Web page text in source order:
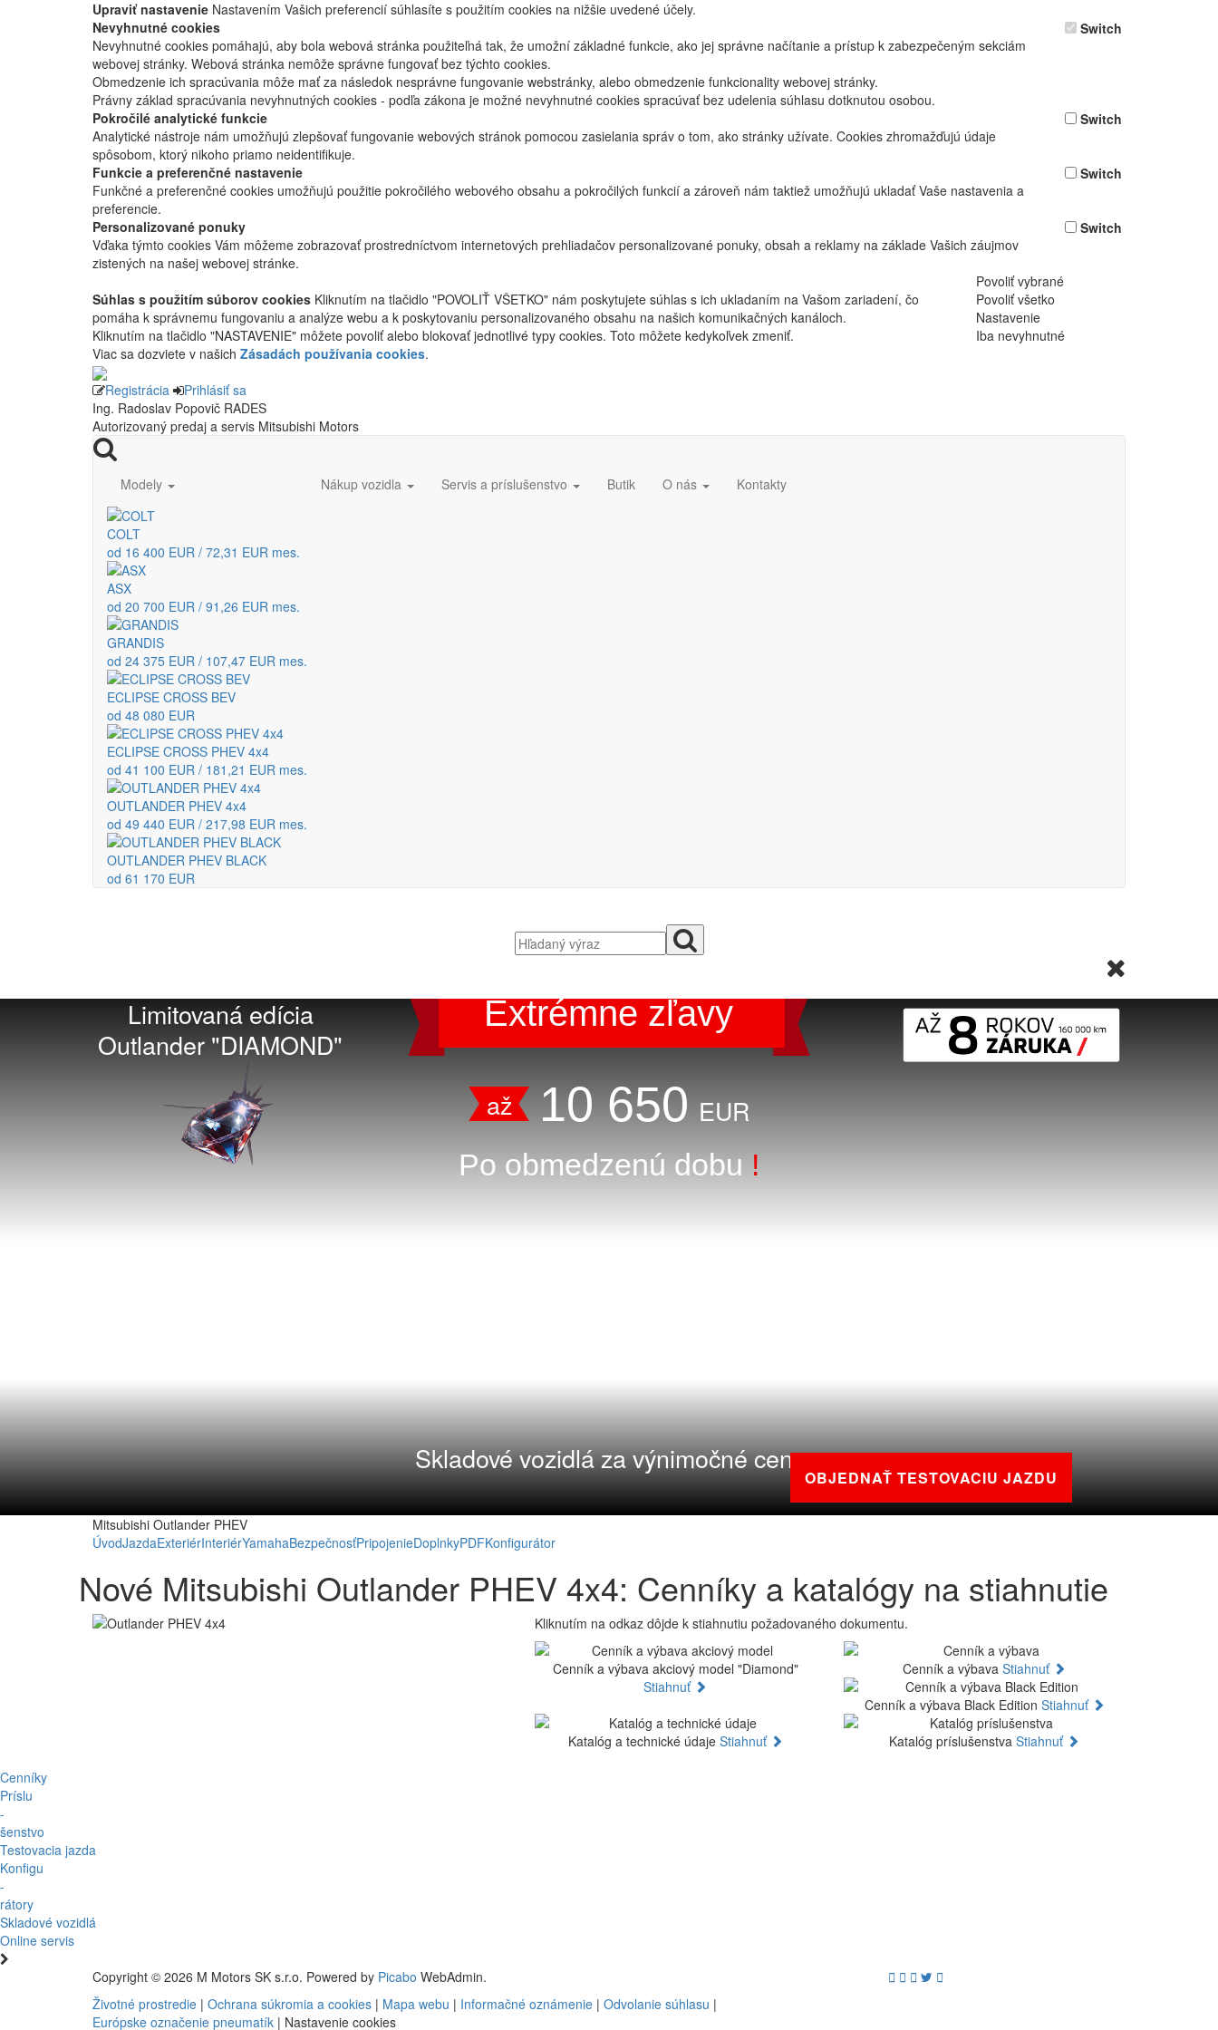
Upraviť nastavenie Nastavením Vašich preferencií súhlasíte s použitím cookies na nižšie uvedené účely.
Nevyhnutné cookies
Nevyhnutné cookies pomáhajú, aby bola webová stránka použiteľná tak, že umožní základné funkcie, ako jej správne načítanie a prístup k zabezpečeným sekciám
webovej stránky. Webová stránka nemôže správne fungovať bez týchto cookies.
Obmedzenie ich spracúvania môže mať za následok nesprávne fungovanie webstránky, alebo obmedzenie funkcionality webovej stránky.
Právny základ spracúvania nevyhnutných cookies - podľa zákona je možné nevyhnutné cookies spracúvať bez udelenia súhlasu dotknutou osobou.
Switch
Pokročilé analytické funkcie
Analytické nástroje nám umožňujú zlepšovať fungovanie webových stránok pomocou zasielania správ o tom, ako stránky užívate. Cookies zhromažďujú údaje
spôsobom, ktorý nikoho priamo neidentifikuje.
Switch
Funkcie a preferenčné nastavenie
Funkčné a preferenčné cookies umožňujú použitie pokročilého webového obsahu a pokročilých funkcií a zároveň nám taktiež umožňujú ukladať Vaše nastavenia a
preferencie.
Switch
Personalizované ponuky
Vďaka týmto cookies Vám môžeme zobrazovať prostredníctvom internetových prehliadačov personalizované ponuky, obsah a reklamy na základe Vašich záujmov
zistených na našej webovej stránke.
Switch
Povoliť vybrané
Súhlas s použitím súborov cookies Kliknutím na tlačidlo "POVOLIŤ VŠETKO" nám poskytujete súhlas s ich ukladaním na Vašom zariadení, čo
pomáha k správnemu fungovaniu a analýze webu a k poskytovaniu personalizovaného obsahu na našich komunikačných kanáloch.
Kliknutím na tlačidlo "NASTAVENIE" môžete povoliť alebo blokovať jednotlivé typy cookies. Toto môžete kedykoľvek zmeniť.
Viac sa dozviete v našich Zásadách používania cookies.
Povoliť všetko
Nastavenie
Iba nevyhnutné
Registrácia
Prihlásiť sa
Ing. Radoslav Popovič RADES
Autorizovaný predaj a servis Mitsubishi Motors
Modely
COLT
od 16 400 EUR / 72,31 EUR mes.
ASX
od 20 700 EUR / 91,26 EUR mes.
GRANDIS
od 24 375 EUR / 107,47 EUR mes.
ECLIPSE CROSS BEV
od 48 080 EUR
ECLIPSE CROSS PHEV 4x4
od 41 100 EUR / 181,21 EUR mes.
OUTLANDER PHEV 4x4
od 49 440 EUR / 217,98 EUR mes.
OUTLANDER PHEV BLACK
od 61 170 EUR
Nákup vozidla Servis a príslušenstvo Butik O nás Kontakty
Extrémne zľavy
až 10 650 EUR
Po obmedzenú dobu !
Limitovaná edícia
Outlander "DIAMOND"
Skladové vozidlá za výnimočné ceny
OBJEDNAŤ TESTOVACIU JAZDU
Mitsubishi Outlander PHEV
ÚvodJazdaExteriérInteriérYamahaBezpečnosťPripojenieDoplnkyPDFKonfigurátor
Nové Mitsubishi Outlander PHEV 4x4: Cenníky a katalógy na stiahnutie
Kliknutím na odkaz dôjde k stiahnutiu požadovaného dokumentu.
Cenník a výbava akciový model "Diamond"
Stiahnuť
Cenník a výbavaStiahnuť
Cenník a výbava Black Edition Stiahnuť
Katalóg a technické údaje Stiahnuť Katalóg príslušenstvaStiahnuť
Cenníky
Príslu
-
šenstvo
Testovacia jazda
Konfigu
-
rátory
Skladové vozidlá
Online servis
Copyright © 2026 M Motors SK s.r.o. Powered by Picabo WebAdmin.
Životné prostredie | Ochrana súkromia a cookies | Mapa webu | Informačné oznámenie | Odvolanie súhlasu |
Európske označenie pneumatík | Nastavenie cookies